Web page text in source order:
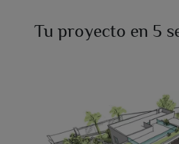
Tu proyecto en 5